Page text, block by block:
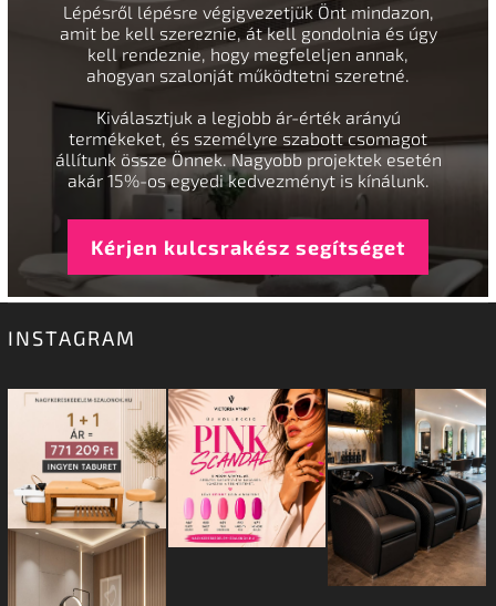
Lépésről lépésre végigvezetjük Önt mindazon,
amit be kell szereznie, át kell gondolnia és úgy
kell rendeznie, hogy megfeleljen annak,
ahogyan szalonját működtetni szeretné.
Kiválasztjuk a legjobb ár-érték arányú
termékeket, és személyre szabott csomagot
állítunk össze Önnek. Nagyobb projektek esetén
akár 15%-os egyedi kedvezményt is kínálunk.
Kérjen kulcsrakész segítséget
INSTAGRAM